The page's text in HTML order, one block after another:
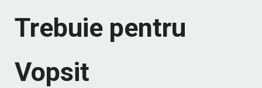
Trebuie pentru
Vopsit